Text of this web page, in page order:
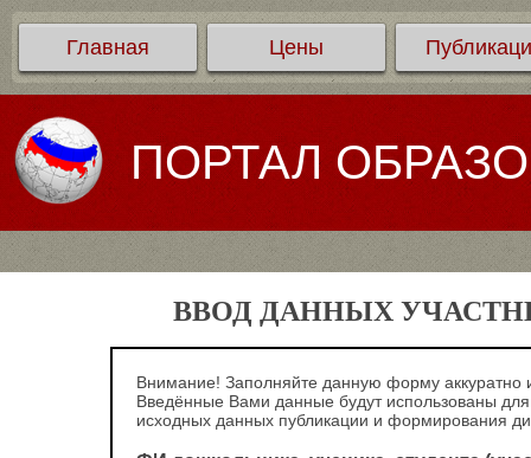
Главная Цены
ПОРТАЛ
ВВОД ДАННЫХ
Внимание! Заполняйте данную форму аккуратно
Введённые Вами данные будут использованы
исходных данных публикации и формирования